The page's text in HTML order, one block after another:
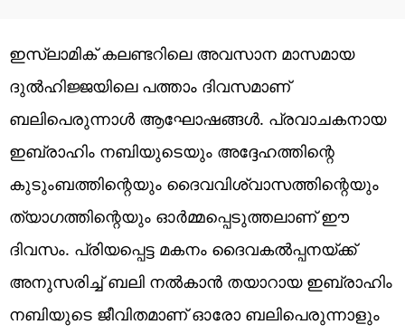
ഇസ്ലാമിക് കലണ്ടറിലെ അവസാന മാസമായ
ദുല്‍ഹിജ്ജയിലെ പത്താം ദിവസമാണ്
ബലിപെരുന്നാള്‍ ആഘോഷങ്ങള്‍. പ്രവാചകനായ
ഇബ്രാഹിം നബിയുടെയും അദ്ദേഹത്തിന്റെ
കുടുംബത്തിന്റെയും ദൈവവിശ്വാസത്തിന്റെയും
ത്യാഗത്തിന്റെയും ഓര്‍മ്മപ്പെടുത്തലാണ് ഈ
ദിവസം. പ്രിയപ്പെട്ട മകനം ദൈവകല്‍പ്പനയ്ക്ക്
അനുസരിച്ച് ബലി നല്‍കാന്‍ തയാറായ ഇബ്രാഹിം
നബിയുടെ ജീവിതമാണ് ഓരോ ബലിപെരുന്നാളും